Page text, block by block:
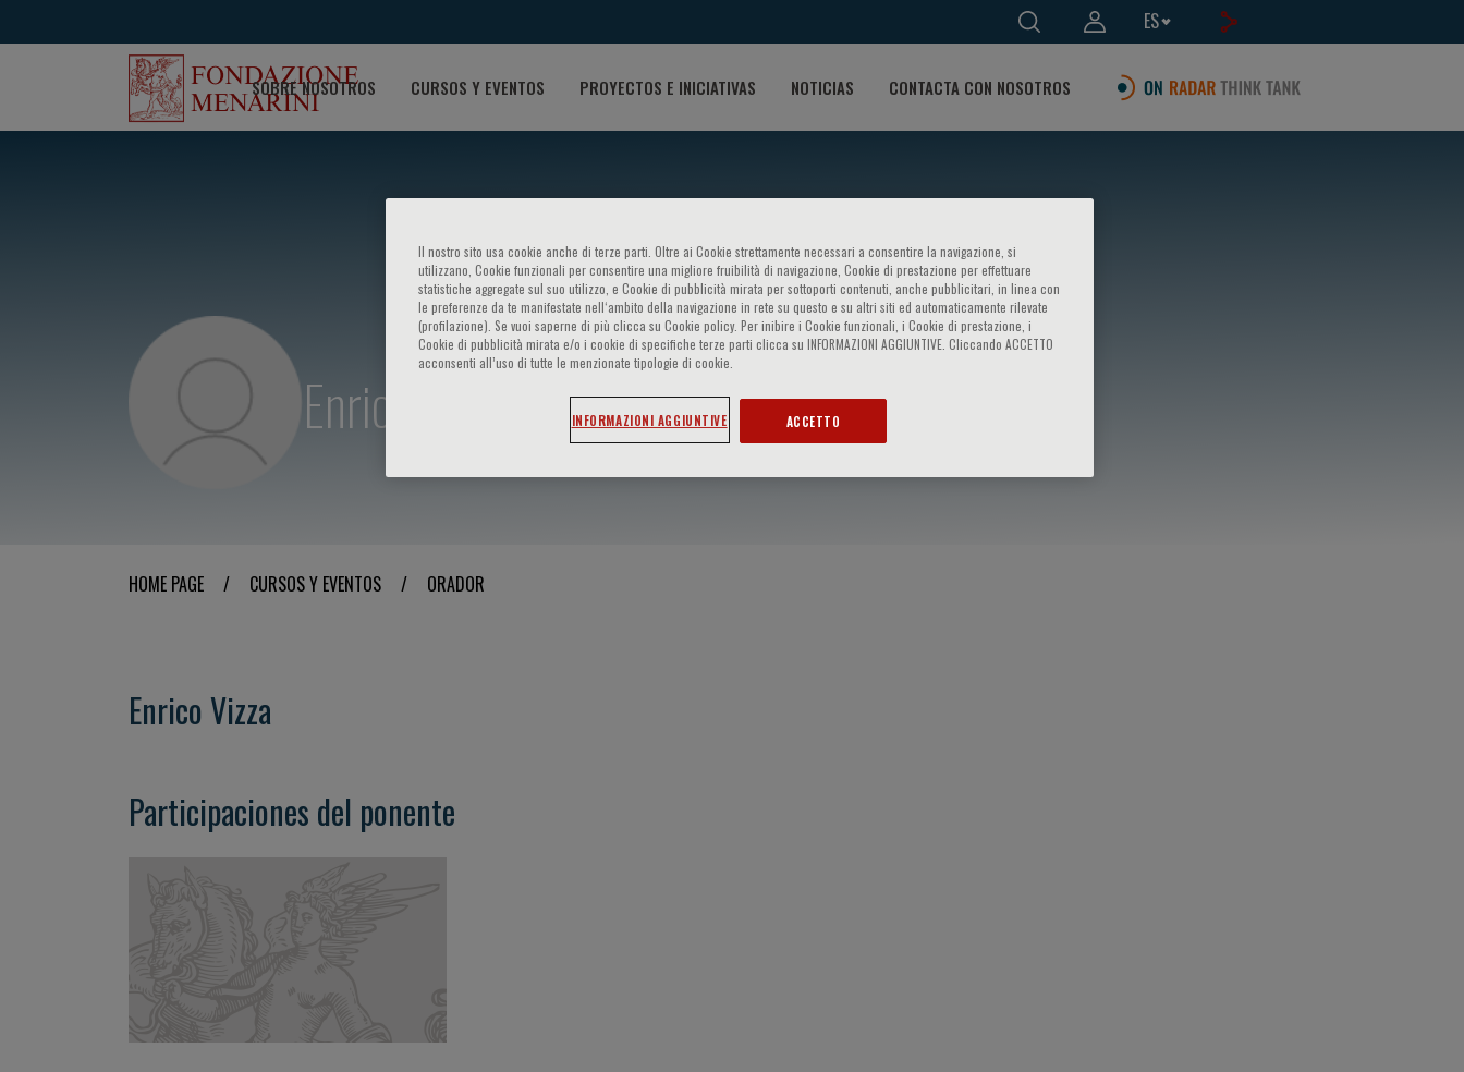
ES
SOBRE NOSOTROS CURSOS Y EVENTOS PROYECTOS E INICIATIVAS NOTICIAS CONTACTA CON NOSOTROS
Enrico Vizza
HOME PAGE / CURSOS Y EVENTOS / ORADOR
Enrico Vizza
Participaciones del ponente
Il nostro sito usa cookie anche di terze parti. Oltre ai Cookie strettamente necessari a consentire la navigazione, si
utilizzano, Cookie funzionali per consentire una migliore fruibilità di navigazione, Cookie di prestazione per effettuare
statistiche aggregate sul suo utilizzo, e Cookie di pubblicità mirata per sottoporti contenuti, anche pubblicitari, in linea con
le preferenze da te manifestate nell‘ambito della navigazione in rete su questo e su altri siti ed automaticamente rilevate
(profilazione). Se vuoi saperne di più clicca su Cookie policy. Per inibire i Cookie funzionali, i Cookie di prestazione, i
Cookie di pubblicità mirata e/o i cookie di specifiche terze parti clicca su INFORMAZIONI AGGIUNTIVE. Cliccando ACCETTO
acconsenti all’uso di tutte le menzionate tipologie di cookie.
INFORMAZIONI AGGIUNTIVE ACCETTO